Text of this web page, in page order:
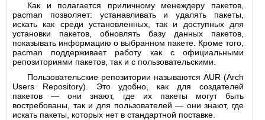
Как и полагается приличному менеждеру пакетов,
pacman позволяет: устанавливать и удалять пакеты,
искать как среди установленных, так и доступных для
установки пакетов, обновлять базу данных пакетов,
показывать информацию о выбранном пакете. Кроме того,
pacman поддерживает работу как с официальными
репозиториями пакетов, так и с пользовательскими.
Пользовательские репозитории называются AUR (Arch
Users Repository). Это удобно, как для создателей
пакетов — они знают, где их пакеты могут быть
востребованы, так и для пользователей — они знают, где
искать пакеты, которых нет в стандартной поставке.